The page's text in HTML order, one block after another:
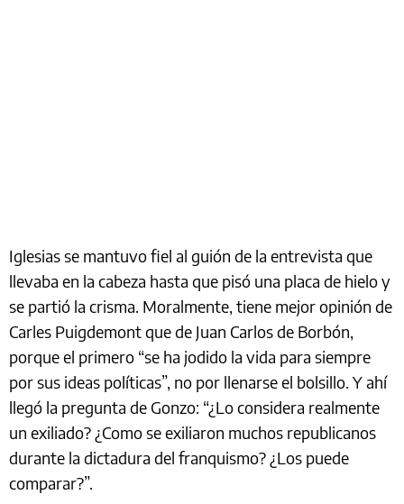
Iglesias se mantuvo fiel al guión de la entrevista que
llevaba en la cabeza hasta que pisó una placa de hielo y
se partió la crisma. Moralmente, tiene mejor opinión de
Carles Puigdemont que de Juan Carlos de Borbón,
porque el primero “se ha jodido la vida para siempre
por sus ideas políticas”, no por llenarse el bolsillo. Y ahí
llegó la pregunta de Gonzo: “¿Lo considera realmente
un exiliado? ¿Como se exiliaron muchos republicanos
durante la dictadura del franquismo? ¿Los puede
comparar?”.